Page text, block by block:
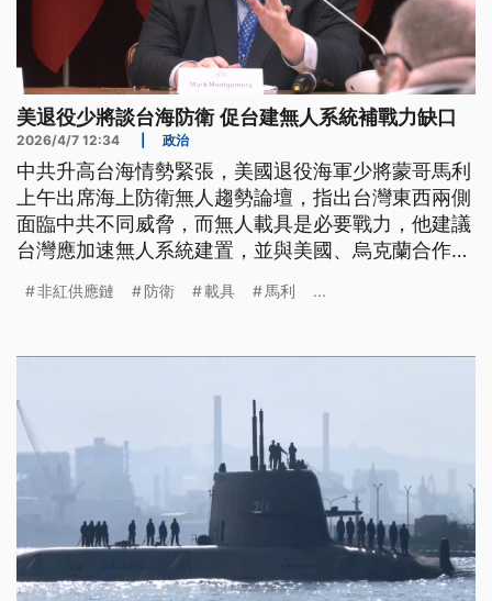
美退役少將談台海防衛 促台建無人系統補戰力缺口
2026/4/7 12:34 政治
中共升高台海情勢緊張，美國退役海軍少將蒙哥馬利
上午出席海上防衛無人趨勢論壇，指出台灣東西兩側
面臨中共不同威脅，而無人載具是必要戰力，他建議
台灣應加速無人系統建置，並與美國、烏克蘭合作，
非紅供應鏈 防衛 載具 馬利 ...